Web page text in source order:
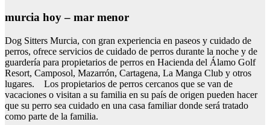
murcia hoy – mar menor
Dog Sitters Murcia, con gran experiencia en paseos y cuidado de
perros, ofrece servicios de cuidado de perros durante la noche y de
guardería para propietarios de perros en Hacienda del Álamo Golf
Resort, Camposol, Mazarrón, Cartagena, La Manga Club y otros
lugares. Los propietarios de perros cercanos que se van de
vacaciones o visitan a su familia en su país de origen pueden hacer
que su perro sea cuidado en una casa familiar donde será tratado
como parte de la familia.